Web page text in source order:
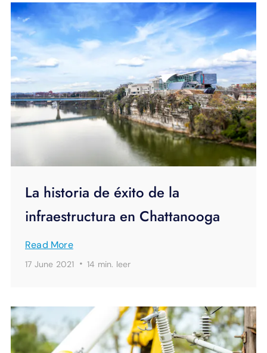
La historia de éxito de la
infraestructura en Chattanooga
Read More
17 June 2021 ·14 min. leer